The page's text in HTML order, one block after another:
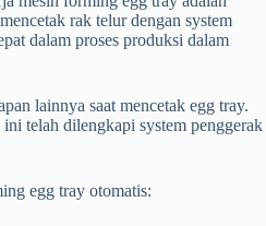
rak telur dengan system
dalam proses produksi dalam
lainnya saat mencetak egg tray.
telah dilengkapi system penggerak
egg tray otomatis: